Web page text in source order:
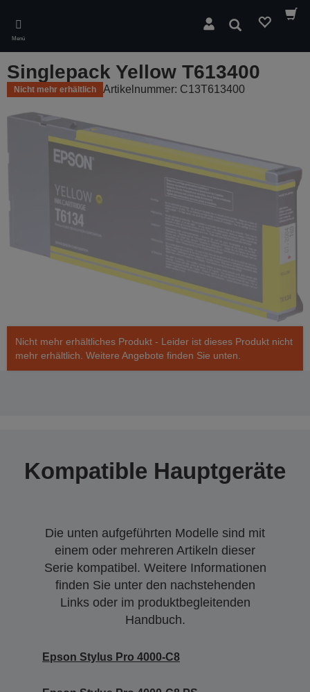
main
content
Menü
Suchen
Singlepack Yellow T613400
Nicht mehr erhältlich Artikelnummer: C13T613400
Nicht mehr erhältliches Produkt - Leider ist dieses Produkt nicht
mehr erhältlich. Weitere Angebote finden Sie unten.
Kompatible Hauptgeräte
Die unten aufgeführten Modelle sind mit
einem oder mehreren Artikeln dieser
Serie kompatibel. Weitere Informationen
finden Sie unter den nachstehenden
Links oder im produktbegleitenden
Handbuch.
Epson Stylus Pro 4000-C8